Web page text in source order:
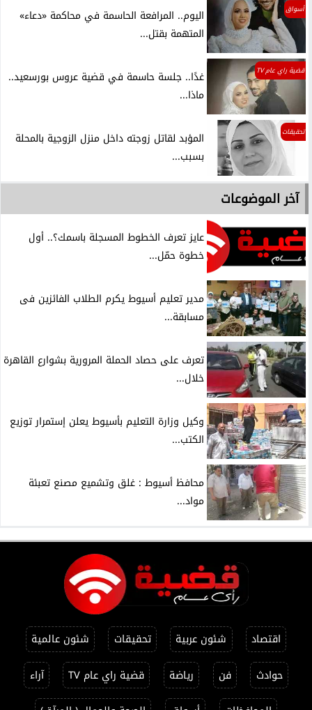
أسواق
اليوم.. المرافعة الحاسمة في محاكمة «دعاء»
المتهمة بقتل...
قضية راي عام TV
غدًا.. جلسة حاسمة في قضية عروس بورسعيد..
ماذا...
تحقيقات
المؤبد لقاتل زوجته داخل منزل الزوجية بالمحلة
بسبب...
آخر الموضوعات
عايز تعرف الخطوط المسجلة باسمك؟.. أول
خطوة حمّل...
مدير تعليم أسيوط يكرم الطلاب الفائزين فى
مسابقة...
تعرف على حصاد الحملة المرورية بشوارع القاهرة
خلال...
وكيل وزارة التعليم بأسيوط يعلن إستمرار توزيع
الكتب...
محافظ أسيوط : غلق وتشميع مصنع تعبئة
مواد...
اقتصاد شئون عربية تحقيقات
شئون عالمية
حوادث
فن رياضة قضية راي عام TV
آراء